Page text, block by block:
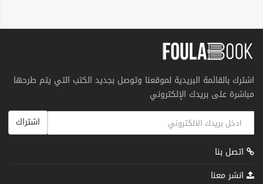
اشترك بالقائمة البريدية لموقعنا وتوصل بجديد الكتب التي يتم طرحها
مباشرة على بريدك الإلكتروني
اشتراك
اتصل بنا
انشر معنا